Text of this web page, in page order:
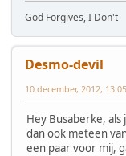
God Forgives, I Don't
Desmo-devil
10 december, 2012,
Hey Busaberke,
dan ook meteen
een paar voor mij,